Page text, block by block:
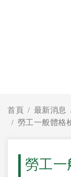
首頁 最新消息
勞工一般體格檢查、
勞工